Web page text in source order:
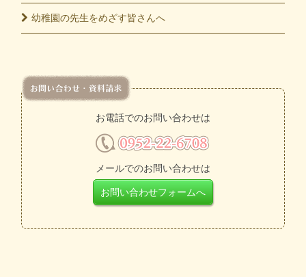
幼稚園の先生をめざす皆さんへ
お電話でのお問い合わせは
メールでのお問い合わせは
お問い合わせフォームへ